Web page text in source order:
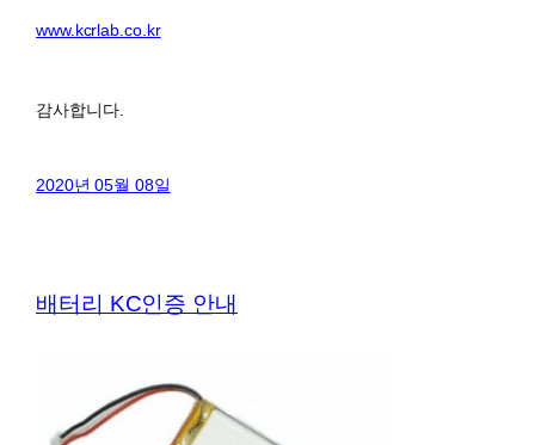
www.kcrlab.co.kr
감사합니다.
2020년 05월 08일
배터리 KC인증 안내